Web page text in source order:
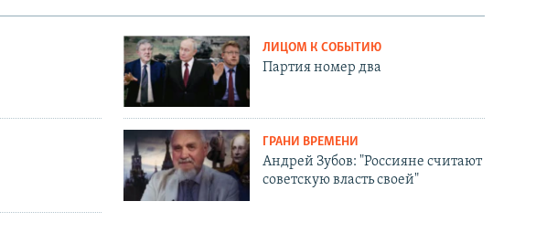
ЛИЦОМ К СОБЫТИЮ
Партия номер два
ГРАНИ ВРЕМЕНИ
Андрей Зубов: "Россияне считают
советскую власть своей"